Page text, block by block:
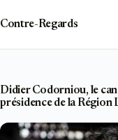
contenu
Contre-Regards
Didier Codorniou, le
présidence de la